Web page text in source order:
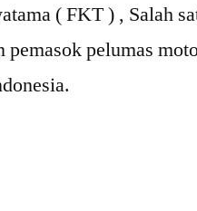
( FKT ) , Salah
pemasok pelumas